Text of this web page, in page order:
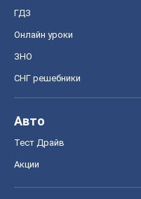
ГДЗ
Онлайн уроки
ЗНО
СНГ решебники
Авто
Тест Драйв
Акции